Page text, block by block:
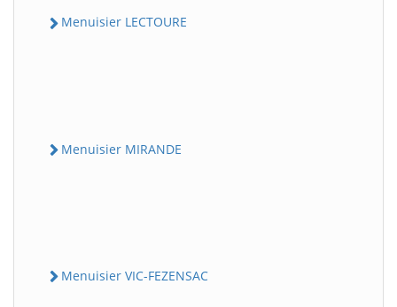
Menuisier LECTOURE
Menuisier MIRANDE
Menuisier VIC-FEZENSAC